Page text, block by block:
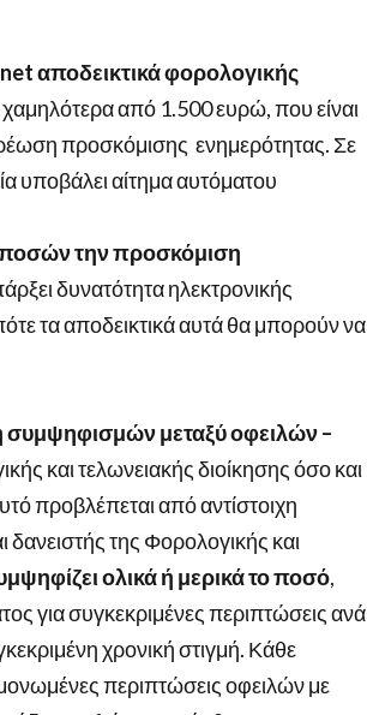
αποδεικτικά φορολογικής
από 1.500 ευρώ, που είναι
προσκόμισης ενημερότητας. Σε
υποβάλει αίτημα αυτόματου
ποσών την προσκόμιση
δυνατότητα ηλεκτρονικής
τα αποδεικτικά αυτά θα μπορούν να
συμψηφισμών μεταξύ οφειλών –
και τελωνειακής διοίκησης όσο και
προβλέπεται από αντίστοιχη
δανειστής της Φορολογικής και
ολικά ή μερικά το ποσό,
για συγκεκριμένες περιπτώσεις ανά
χρονική στιγμή. Κάθε
περιπτώσεις οφειλών με